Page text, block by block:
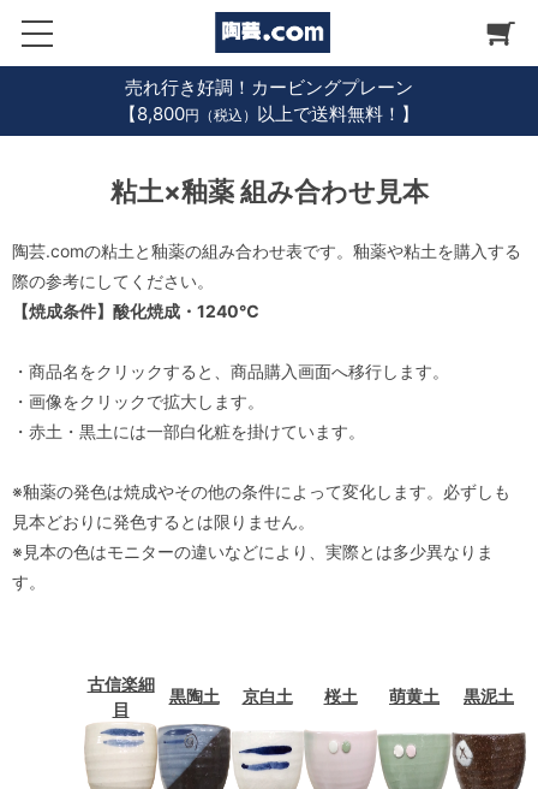
売れ行き好調！カービングプレーン
【8,800円（税込） 以上で送料無料！】
粘土×釉薬 組み合わせ見本
陶芸.comの粘土と釉薬の組み合わせ表です。釉薬や粘土を購入する
際の参考にしてください。
【焼成条件】酸化焼成・1240℃
・商品名をクリックすると、商品購入画面へ移行します。
・画像をクリックで拡大します。
・赤土・黒土には一部白化粧を掛けています。
※釉薬の発色は焼成やその他の条件によって変化します。必ずしも
見本どおりに発色するとは限りません。
※見本の色はモニターの違いなどにより、実際とは多少異なりま
す。
古信楽細
目
黒陶土 京白土 桜土 萌黄土 黒泥土